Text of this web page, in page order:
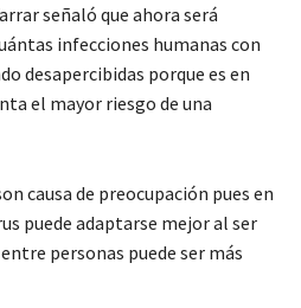
señaló que ahora será
infecciones humanas con
desapercibidas porque es en
el mayor riesgo de una
causa de preocupación pues en
puede adaptarse mejor al ser
personas puede ser más